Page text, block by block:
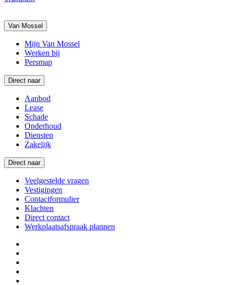
Van Mossel
Mijn Van Mossel
Werken bij
Persmap
Direct naar
Aanbod
Lease
Schade
Onderhoud
Diensten
Zakelijk
Direct naar
Veelgestelde vragen
Vestigingen
Contactformulier
Klachten
Direct contact
Werkplaatsafspraak plannen